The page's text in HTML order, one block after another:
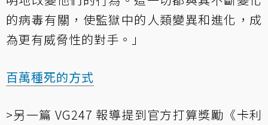
的病毒有關，使監獄中的人類變異和進化，成
為更有威脅性的對手。」
百萬種死的方式
>另一篇 VG247 報導提到官方打算獎勵《卡利